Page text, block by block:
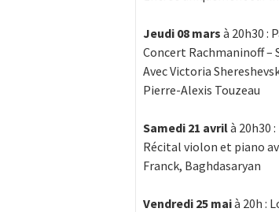
Jeudi 08 mars à 20h30 :
Concert Rachmaninoff –
Avec Victoria
Pierre-Alexis Touzeau
Samedi 21 avrilà 20h30
Récital violon et piano
Franck, Baghdasaryan
Vendredi 25 maià 20h :